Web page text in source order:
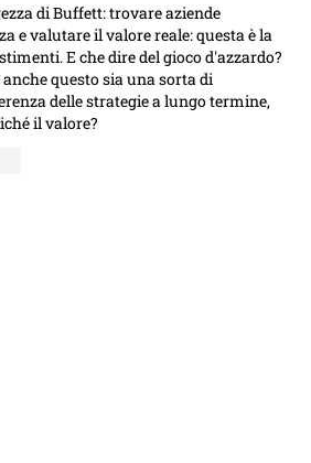
di Buffett: trovare aziende
e valutare il valore reale: questa è la
E che dire del gioco d'azzardo?
questo sia una sorta di
delle strategie a lungo termine,
il valore?